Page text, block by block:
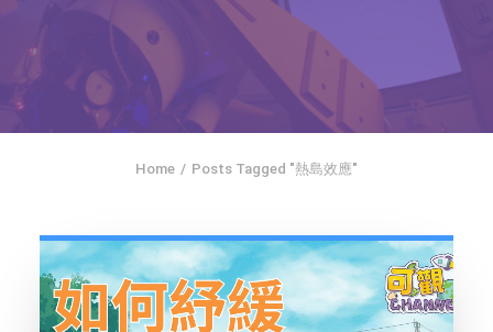
比賽/專題計劃
SEARCH
社交平台
字型大小
Home Posts Tagged "熱島效應"